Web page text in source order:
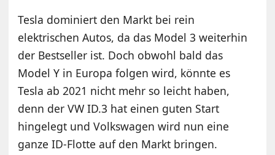
Tesla dominiert den Markt bei rein
elektrischen Autos, da das Model 3 weiterhin
der Bestseller ist. Doch obwohl bald das
Model Y in Europa folgen wird, könnte es
Tesla ab 2021 nicht mehr so leicht haben,
denn der VW ID.3 hat einen guten Start
hingelegt und Volkswagen wird nun eine
ganze ID-Flotte auf den Markt bringen.